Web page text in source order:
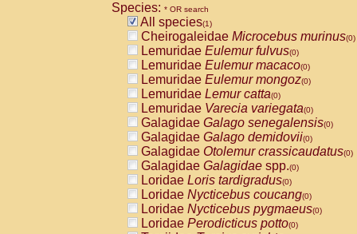
CebidaeCebus capucinus
CebidaeCebus nigrivittatus
CebidaeCebus spp.(0)
CebidaeSaimiri boliviensis(0)
CebidaeSaimiri sciureus(0)
AtelidaeAlouatta caraya(0)
AtelidaeAlouatta fusca(0)
AtelidaeAlouatta seniculus(0)
AtelidaeAlouattaspp.(0)
AtelidaeAteles belzebuth(0)
AtelidaeAteles geoffroyi(0)
AtelidaeAteles paniscus(0)
AtelidaeAtelesspp.(0)
AtelidaeLagothrix lagothricha(0)
AtelidaeLagothrix lagothricha cana
PitheciidaeCacajao calvus
Species: * OR search
All species(1)
Cheirogaleidae Microcebus murinus(0)
Lemuridae Eulemur fulvus(0)
Lemuridae Eulemur macaco(0)
Lemuridae Eulemur mongoz(0)
Lemuridae Lemur catta(0)
Lemuridae Varecia variegata(0)
Galagidae Galago senegalensis(0)
Galagidae Galago demidovii(0)
Galagidae Otolemur crassicaudatus(0)
Galagidae Galagidae spp.(0)
Loridae Loris tardigradus(0)
Loridae Nycticebus coucang(0)
Loridae Nycticebus pygmaeus(0)
Loridae Perodicticus potto(0)